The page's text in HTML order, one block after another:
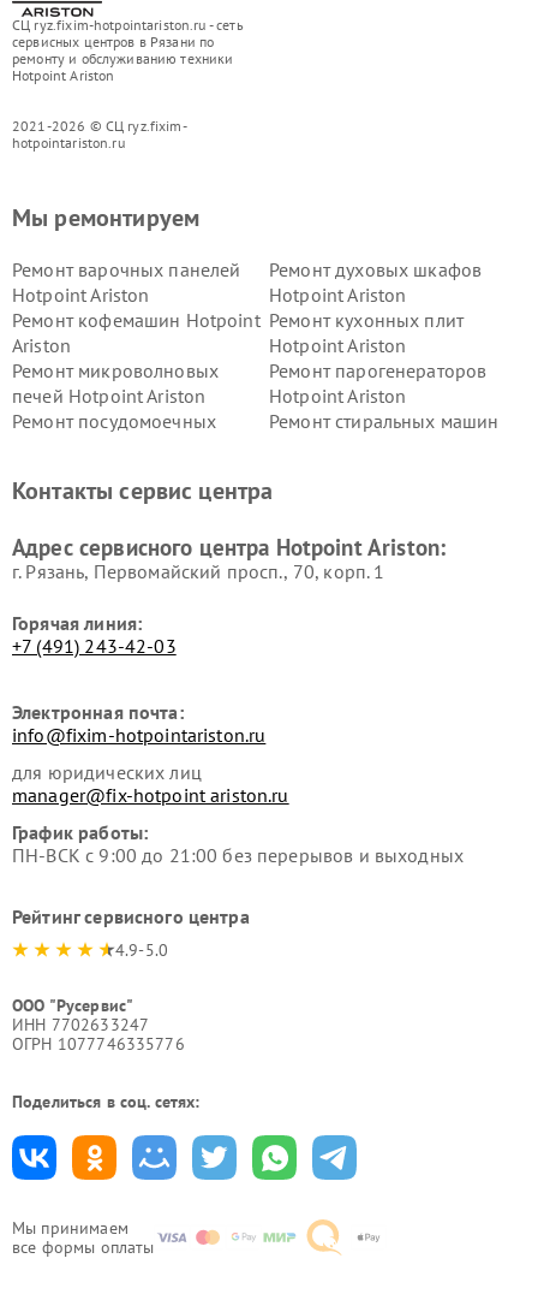
СЦ ryz.fixim-hotpointariston.ru - сеть
сервисных центров в Рязани по
ремонту и обслуживанию техники
Hotpoint Ariston
2021-2026 © СЦ ryz.fixim-
hotpointariston.ru
Мы принимаем
все формы оплаты
Мы ремонтируем
Ремонт варочных панелей
Hotpoint Ariston
Ремонт духовых шкафов
Hotpoint Ariston
Ремонт кофемашин Hotpoint
Ariston
Ремонт кухонных плит
Hotpoint Ariston
Ремонт микроволновых
печей Hotpoint Ariston
Ремонт парогенераторов
Hotpoint Ariston
Ремонт посудомоечных
Ремонт стиральных машин
Hotpoint Ariston
Hotpoint Ariston
Ariston
Hotpoint Ariston
Контакты сервис центра
Адрес сервисного центра Hotpoint Ariston:
г. Рязань, Первомайский просп., 70, корп. 1
Горячая линия:
+7 (491) 243-42-03
Электронная почта:
info@fixim-hotpointariston.ru
для юридических лиц
manager@fix-hotpoint ariston.ru
График работы:
ПН-ВСК с 9:00 до 21:00 без перерывов и выходных
Рейтинг сервисного центра
4.9-5.0
ООО "Русервис"
ИНН 7702633247
ОГРН 1077746335776
Поделиться в соц. сетях: